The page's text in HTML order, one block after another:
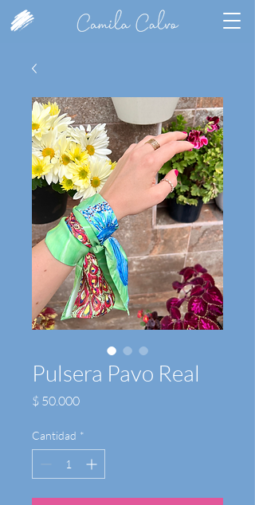
Pulsera Pavo Real
$ 50.000Precio
Cantidad *